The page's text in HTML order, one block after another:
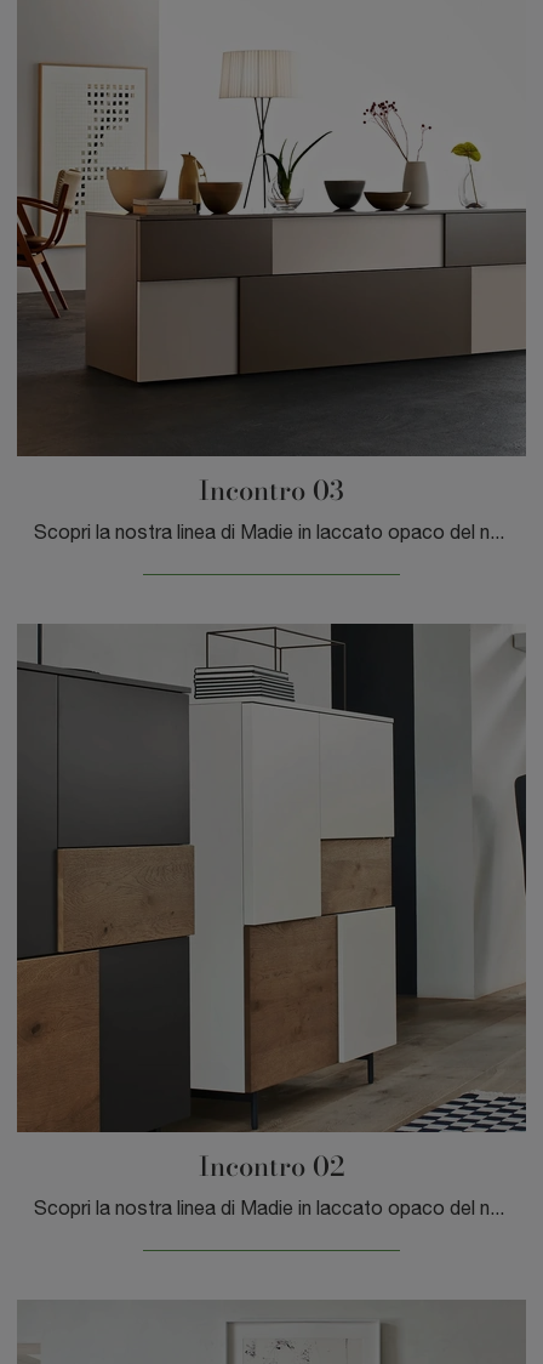
Incontro 03
Scopri la nostra linea di Madie in laccato opaco del noto e conosciuto brand Sangiacomo, come il modello nell'immagine, e potrai ricreare un living ...
Incontro 02
Scopri la nostra linea di Madie in laccato opaco del noto e rinomato brand Sangiacomo, come il modello nell'immagine, e potrai creare un soggiorno ...